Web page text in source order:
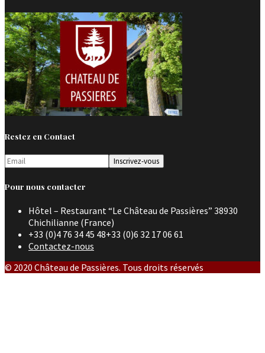
Restez en Contact
Pour nous contacter
Hôtel – Restaurant “Le Château de Passières” 38930
Chichilianne (France)
+33 (0)4 76 34 45 48+33 (0)6 32 17 06 61
Contactez-nous
© 2020 Château de Passières. Tous droits réservés